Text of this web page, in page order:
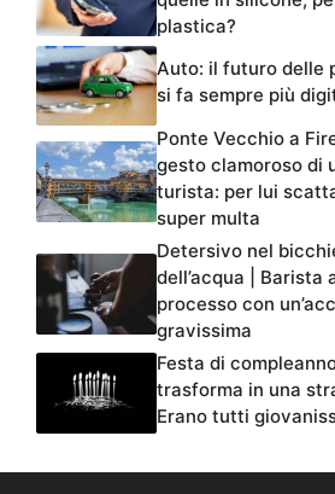
plastica?
Auto: il futuro delle
si fa sempre più
Ponte Vecchio a
gesto clamoroso di
turista: per lui
super multa
Detersivo nel
dell’acqua | Barista
processo con
gravissima
Festa di
trasforma in una
Erano tutti